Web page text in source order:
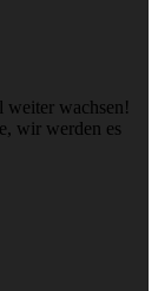
weiter wachsen!
wir werden es